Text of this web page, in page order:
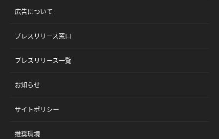
広告について
プレスリリース窓口
プレスリリース一覧
お知らせ
サイトポリシー
推奨環境